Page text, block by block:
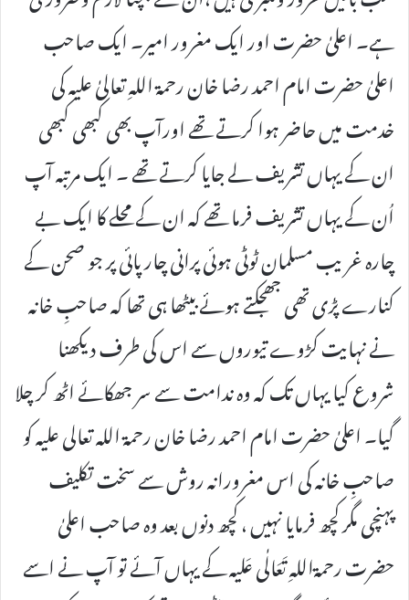
ہے۔ اعلیٰ حضرت اور ایک مغرور امیر۔ ایک صاحب
اعلیٰ حضرت امام احمد رضا خان رحمۃ اللہِ تعالیٰ علیہ کی
خدمت میں حاضر ہوا کرتے تھے اورآپ بھی کبھی کبھی
ان کے یہاں تشریف لے جایا کرتے تھے ۔ ایک مرتبہ آپ
اُن کے یہاں تشریف فرما تھے کہ ان کے محلے کا ایک بے
چارہ غریب مسلمان ٹوٹی ہوئی پرانی چارپائی پر جو صحن کے
کنارے پڑی تھی جھجکتے ہوئے بیٹھا ہی تھا کہ صاحبِ خانہ
نے نہایت کڑوے تیوروں سے اس کی طرف دیکھنا
شروع کیا یہاں تک کہ وہ ندامت سے سر جھکائے اٹھ کر چلا
گیا۔ اعلیٰ حضرت امام احمد رضا خان رحمۃ اللہ تعالی علیہ کو
صاحبِ خانہ کی اس مغرورانہ روش سے سخت تکلیف
پہنچی مگر کچھ فرمایا نہیں ، کچھ دنوں بعد وہ صاحب اعلیٰ
حضرت رحمۃاللہِ تَعَالٰی عَلیہ کے یہاں آئے تو آپ نے اسے